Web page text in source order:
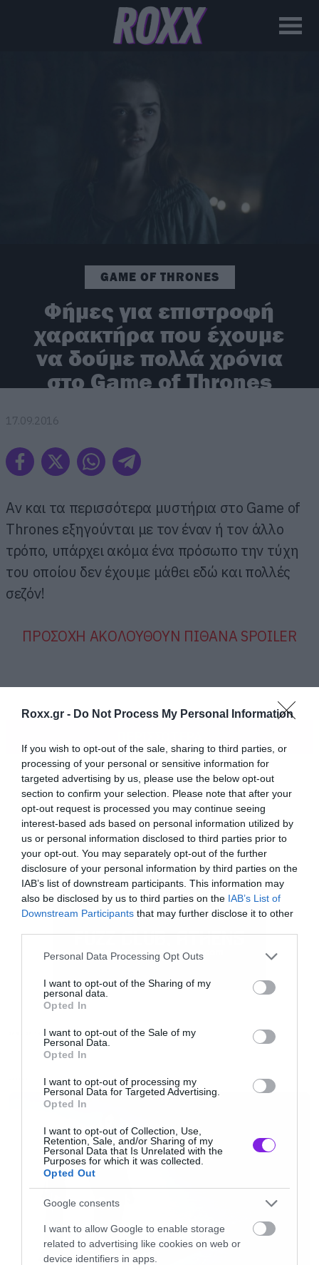
Roxx.gr - Do Not Process My Personal Information
If you wish to opt-out of the sale, sharing to third parties, or
processing of your personal or sensitive information for
targeted advertising by us, please use the below opt-out
section to confirm your selection. Please note that after your
opt-out request is processed you may continue seeing
interest-based ads based on personal information utilized by
us or personal information disclosed to third parties prior to
your opt-out. You may separately opt-out of the further
disclosure of your personal information by third parties on the
IAB’s list of downstream participants. This information may
also be disclosed by us to third parties on the IAB’s List of
Downstream Participants that may further disclose it to other
Please note that this website/app uses one or more Google
not limited to your visit or usage behaviour. You may click to
grant or deny consent to Google and its third-party tags to
use your data for below specified purposes in below Google
consent section.
Personal Data Processing Opt Outs
I want to opt-out of the Sharing of my
personal data.
Opted In
I want to opt-out of the Sale of my
Personal Data.
Opted In
I want to opt-out of processing my
Personal Data for Targeted Advertising.
Opted In
I want to opt-out of Collection, Use,
Retention, Sale, and/or Sharing of my
Personal Data that Is Unrelated with the
Purposes for which it was collected.
Opted Out
Google consents
I want to allow Google to enable storage
related to advertising like cookies on web or
device identifiers in apps.
GAME OF THRONES
Φήμες για επιστροφή
χαρακτήρα που έχουμε
να δούμε πολλά χρόνια
στο Game of Thrones
17.09.2016
Αν και τα περισσότερα μυστήρια στο Game of
Thrones εξηγούνται με τον έναν ή τον άλλο
τρόπο, υπάρχει ακόμα ένα πρόσωπο την τύχη
του οποίου δεν έχουμε μάθει εδώ και πολλές
σεζόν!
ΠΡΟΣΟΧΗ ΑΚΟΛΟΥΘΟΥΝ ΠΙΘΑΝΑ SPOILER
Ο λόγος για τον τον Gendry, τον μπάσταρδο γιο
του Ρόμπερτ Μπαράθιον που τον είδαμε για
τελευταία φορά στο τέλος της τρίτης σεζόν να
για να γλυτώσει από τα χέρια του Στάνις.
Από τότε οι περισσότεροι Μπαράθιον
αποχαιρέτησαν τον μάταιο κόσμο του
Γούστερος, έτσι ο Gendry παραμένει ο μόνος
που το αίμα της οικογένειας κυλάει στις
φλέβες του.
Στις σεζόν που πέρασαν βέβαια ο Gendry έγινε
αστείο για τους οπαδούς της σειράς που τον
φαντάζονται ακόμα μέσα στη βάρκα να
GAME OF THRONES